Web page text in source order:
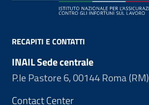
RECAPITI E CONTATTI
INAIL Sede centrale
P.le Pastore 6, 00144 Roma (RM)
Contact Center